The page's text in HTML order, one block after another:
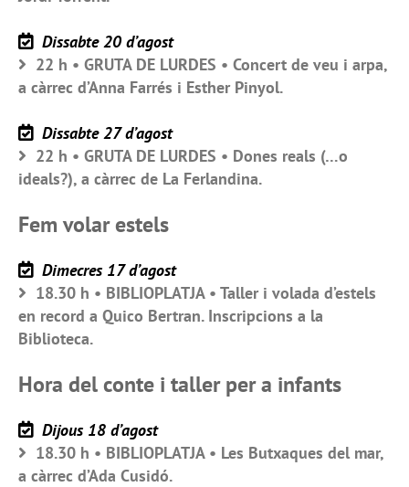
Dissabte 20 d’agost
22 h • GRUTA DE LURDES • Concert de veu i arpa,
a càrrec d’Anna Farrés i Esther Pinyol.
Dissabte 27 d’agost
22 h • GRUTA DE LURDES • Dones reals (…o
ideals?), a càrrec de La Ferlandina.
Fem volar estels
Dimecres 17 d’agost
18.30 h • BIBLIOPLATJA • Taller i volada d’estels
en record a Quico Bertran. Inscripcions a la
Biblioteca.
Hora del conte i taller per a infants
Dijous 18 d’agost
18.30 h • BIBLIOPLATJA • Les Butxaques del mar,
a càrrec d’Ada Cusidó.